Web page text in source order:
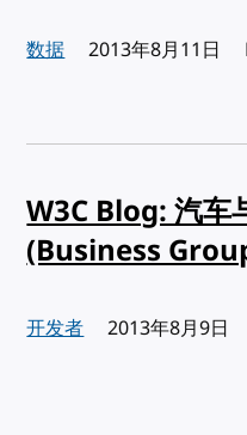
数据 发布:
2013年8月11日
W3C Blog: 汽车
(Business
开发者 发布:
2013年8月9日